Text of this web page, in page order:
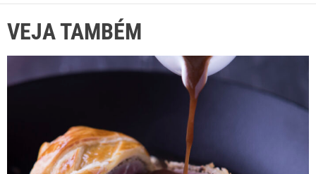
VEJA TAMBÉM